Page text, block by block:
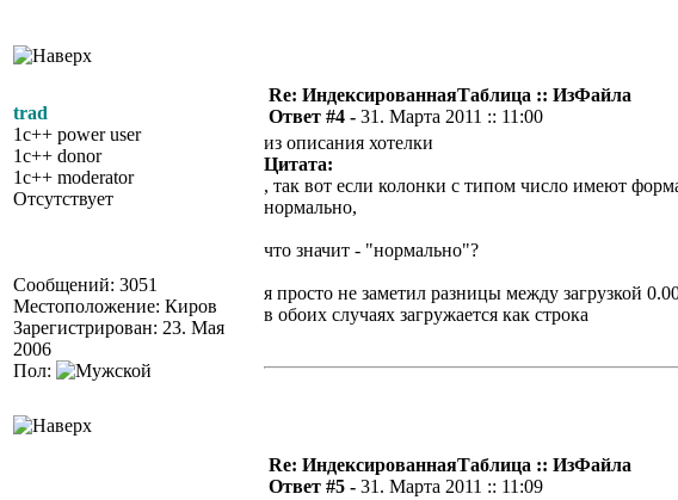
trad
1c++ power user
1c++ donor
1c++ moderator
Отсутствует
Сообщений: 3051
Местоположение: Киров
Зарегистрирован: 23. Мая
2006
Пол:
Re: ИндексированнаяТаблица :: ИзФайла
Ответ #4 - 31. Марта 2011 :: 11:00
из описания хотелки
Цитата:
, так вот если колонки с типом число имеют
нормально,
что значит - "нормально"?
я просто не заметил разницы между загрузкой
в обоих случаях загружается как строка
Re: ИндексированнаяТаблица :: ИзФайла
Ответ #5 - 31. Марта 2011 :: 11:09